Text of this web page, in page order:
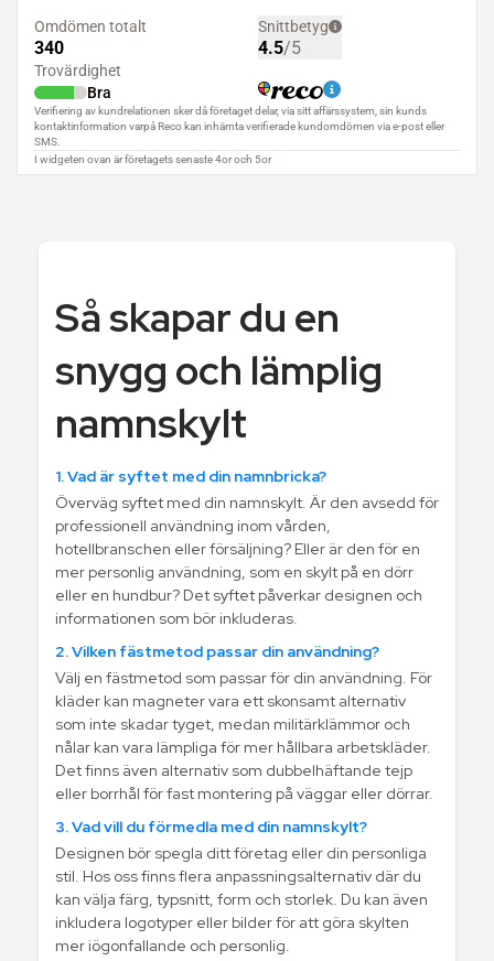
Så skapar du en
snygg och lämplig
namnskylt
1. Vad är syftet med din namnbricka?
Överväg syftet med din namnskylt. Är den avsedd för
professionell användning inom vården,
hotellbranschen eller försäljning? Eller är den för en
mer personlig användning, som en skylt på en dörr
eller en hundbur? Det syftet påverkar designen och
informationen som bör inkluderas.
2. Vilken fästmetod passar din användning?
Välj en fästmetod som passar för din användning. För
kläder kan magneter vara ett skonsamt alternativ
som inte skadar tyget, medan militärklämmor och
nålar kan vara lämpliga för mer hållbara arbetskläder.
Det finns även alternativ som dubbelhäftande tejp
eller borrhål för fast montering på väggar eller dörrar.
3. Vad vill du förmedla med din namnskylt?
Designen bör spegla ditt företag eller din personliga
stil. Hos oss finns flera anpassningsalternativ där du
kan välja färg, typsnitt, form och storlek. Du kan även
inkludera logotyper eller bilder för att göra skylten
mer iögonfallande och personlig.